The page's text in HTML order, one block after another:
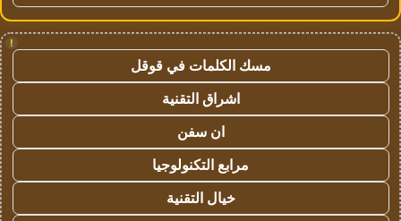
!
مسك الكلمات في قوقل
اشراق التقنية
ان سفن
مرابع التكنولوجيا
خيال التقنية